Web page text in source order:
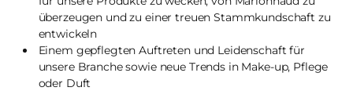
überzeugen und zu einer treuen Stammkundschaft zu
entwickeln
Einem gepflegten Auftreten und Leidenschaft für
unsere Branche sowie neue Trends in Make-up, Pflege
oder Duft